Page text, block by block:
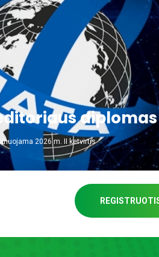
diplomas
2026 m. II ketvirtis